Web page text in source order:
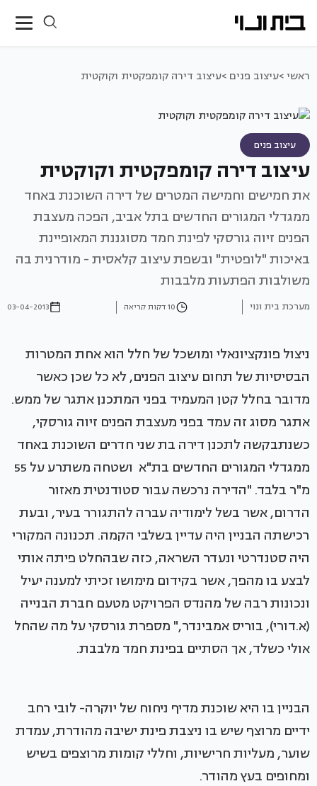
ראשי >עיצוב פנים >עיצוב דירה קומפקטית וקוקטית
עיצוב פנים
עיצוב דירה קומפקטית וקוקטית
את חמישים וחמישה המטרים של דירה השוכנת באחד
ממגדלי המגורים החדשים בתל אביב, הפכה מעצבת
הפנים זיוה גורסקי לפינת חמד מסוגננת המאופיינת
באיכות "לופטית" ובשפת עיצוב קלאסית - מודרנית בה
משולבות הפתעות מלבבות
מערכת בית ונוי 10 דקות קריאה 03-04-2013
ניצול פונקציונאלי ומושכל של חלל הוא אחת המטרות
הבסיסיות של תחום עיצוב הפנים, לא כל שכן כאשר
מדובר בחלל קטן המעמיד בפני המתכנן אתגר של ממש.
אתגר מסוג זה עמד בפני מעצבת הפנים זיוה גורסקי,
כשנתבקשה לתכנן דירה בת שני חדרים השוכנת באחד
ממגדלי המגורים החדשים בת"א ושטחה משתרע על 55
מ"ר בלבד. "הדירה נרכשה עבור סטודנטית מאזור
הדרום, אשר בשל לימודיה עברה להתגורר בעיר, ובעת
רכישתה הבניין היה עדיין בשלבי הקמה. תכנונה המקורי
היה סטנדרטי ונעדר השראה, כזה שבהחלט פיתה אותי
לבצע בו מהפך, אשר בקידום מימושו זכיתי למענה יעיל
ונכונות רבה של מהנדס הפרויקט מטעם חברת הבנייה
(א.דורי), בוריס אמבינדר," מספרת גורסקי על מה שהחל
אולי כשלד, אך הסתיים בפינת חמד מלבבת.
הבניין בו היא שוכנת מדיף ניחוח של יוקרה- לובי רחב
ידיים מרוצף שיש בו ניצבת פינת ישיבה מהודרת, עמדת
שוער, מעליות חרישיות, וחללי קומות מרוצפים בשיש
ומחופים בעץ מהודר.